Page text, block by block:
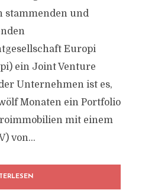
stammenden und
Europi
ein Joint Venture
Unternehmen ist es,
Monaten ein Portfolio
mit einem
von...